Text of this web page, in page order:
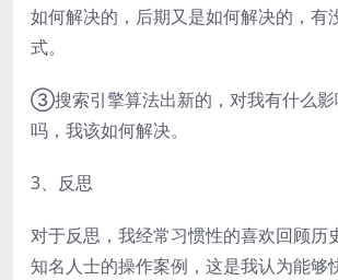
如何解决的，后期又是如何解决的，有
式。
③搜索引擎算法出新的，对我有什么影
吗，我该如何解决。
3、反思
对于反思，我经常习惯性的喜欢回顾历
知名人士的操作案例，这是我认为能够